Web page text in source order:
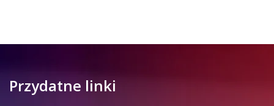
Przydatne linki